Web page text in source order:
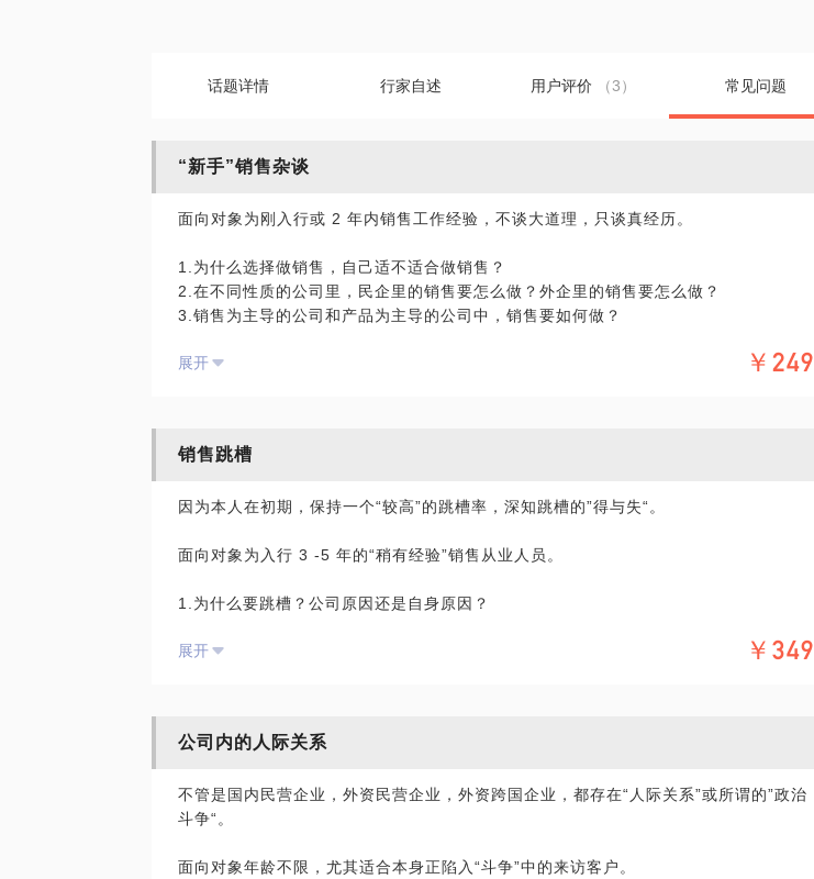
话题详情 行家自述 用户评价 （3） 常见问题
“新手”销售杂谈
面向对象为刚入行或 2 年内销售工作经验，不谈大道理，只谈真经历。
1.为什么选择做销售，自己适不适合做销售？
2.在不同性质的公司里，民企里的销售要怎么做？外企里的销售要怎么做？
3.销售为主导的公司和产品为主导的公司中，销售要如何做？
民企里需要的销售，“生存线”很高，公司期待你是“全能型”，懂产品（不是简单的背下产
这些有没有必要呢？
高自己呢？
我的咨询里，不和你谈大道理，只给你说过来人的经验。
展开 ￥249
销售跳槽
因为本人在初期，保持一个“较高”的跳槽率，深知跳槽的”得与失“。
面向对象为入行 3 -5 年的“稍有经验”销售从业人员。
1.为什么要跳槽？公司原因还是自身原因？
3.认清平台能力和自身能力的区别
现如今大环境不好，是跳槽还是“苟着”？跳槽是为了解决什么问题：“人”的问题，“平
“人”的问题包含：和peer，和 line manager，甚至于和更上面的老板，被打压，被排
“平台”的问题：销售有一个普遍的“共性”，别人家的产品比自己家的好。
展开 ￥349
公司内的人际关系
不管是国内民营企业，外资民营企业，外资跨国企业，都存在“人际关系”或所谓的”政治
斗争“。
面向对象年龄不限，尤其适合本身正陷入“斗争”中的来访客户。